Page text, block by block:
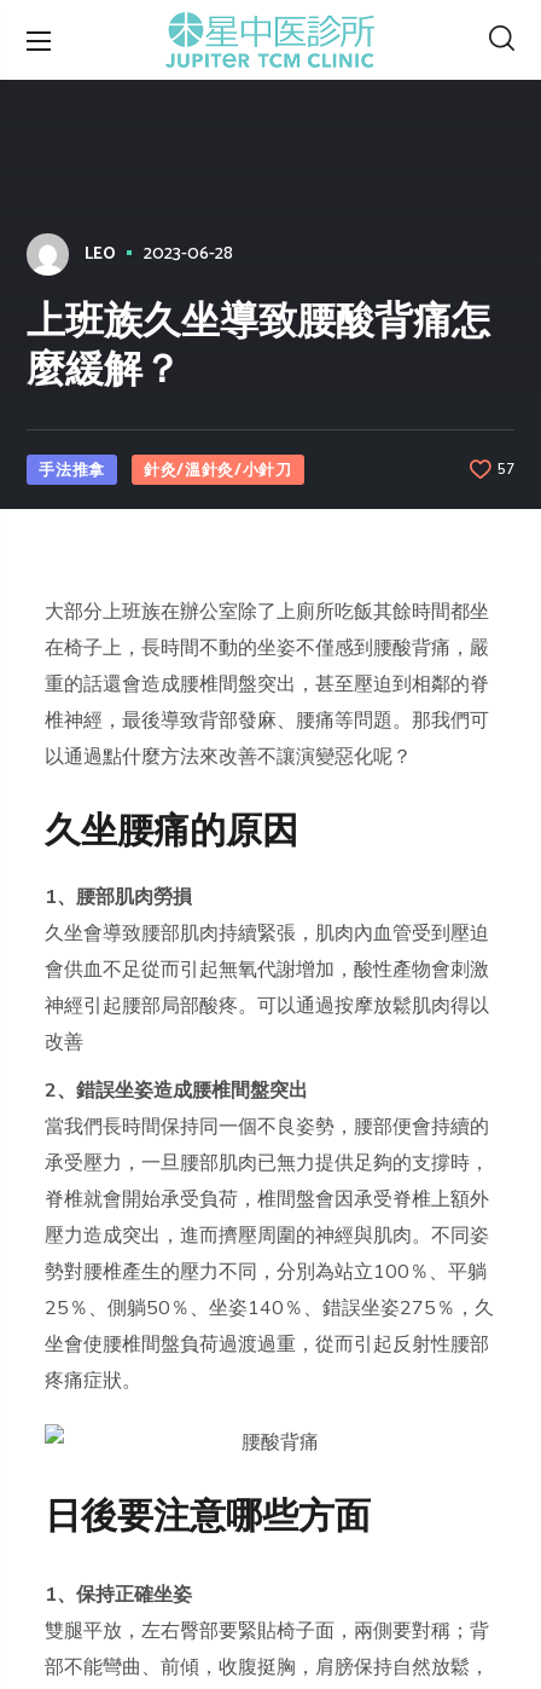
LEO 2023-06-28
上班族久坐導致腰酸背痛怎
麼緩解？
手法推拿 針灸/溫針灸/小針刀 57
大部分上班族在辦公室除了上廁所吃飯其餘時間都坐
在椅子上，長時間不動的坐姿不僅感到腰酸背痛，嚴
重的話還會造成腰椎間盤突出，甚至壓迫到相鄰的脊
椎神經，最後導致背部發麻、腰痛等問題。那我們可
以通過點什麼方法來改善不讓演變惡化呢？
久坐腰痛的原因
1、腰部肌肉勞損
久坐會導致腰部肌肉持續緊張，肌肉內血管受到壓迫
會供血不足從而引起無氧代謝增加，酸性產物會刺激
神經引起腰部局部酸疼。可以通過按摩放鬆肌肉得以
改善
2、錯誤坐姿造成腰椎間盤突出
當我們長時間保持同一個不良姿勢，腰部便會持續的
承受壓力，一旦腰部肌肉已無力提供足夠的支撐時，
脊椎就會開始承受負荷，椎間盤會因承受脊椎上額外
壓力造成突出，進而擠壓周圍的神經與肌肉。不同姿
勢對腰椎產生的壓力不同，分別為站立100％、平躺
25％、側躺50％、坐姿140％、錯誤坐姿275％，久
坐會使腰椎間盤負荷過渡過重，從而引起反射性腰部
疼痛症狀。
日後要注意哪些方面
1、保持正確坐姿
雙腿平放，左右臀部要緊貼椅子面，兩側要對稱；背
部不能彎曲、前傾，收腹挺胸，肩膀保持自然放鬆，